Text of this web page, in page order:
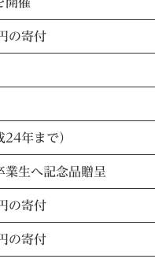
の寄付
年まで）
業生へ記念品贈呈
の寄付
の寄付